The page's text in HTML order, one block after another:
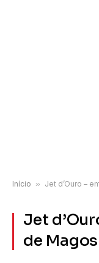
Início » Jet d’Ouro –
Jet
de